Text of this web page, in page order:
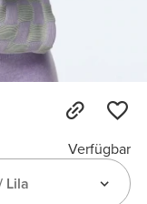
Verfügbar
Lila